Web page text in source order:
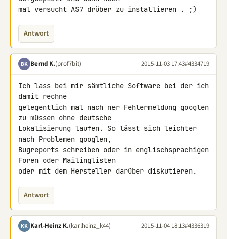
mal versucht AS7 drüber zu installieren . ;)
Antwort
BK Bernd K.(prof7bit) 2015-11-03 17:43#4334719
Ich lass bei mir sämtliche Software bei der ich
damit rechne
gelegentlich mal nach ner Fehlermeldung googlen
zu müssen ohne deutsche
Lokalisierung laufen. So lässt sich leichter
nach Problemen googlen,
Bugreports schreiben oder in englischsprachigen
Foren oder Mailinglisten
oder mit dem Hersteller darüber diskutieren.
Antwort
KK Karl-Heinz K.(karlheinz_k44) 2015-11-04 18:13#4336319